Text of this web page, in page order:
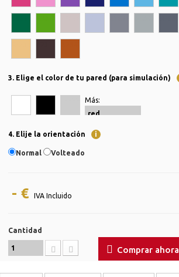
3. Elige el color de tu pared (para simulación)
CCCCCCMás:
4. Elije la orientación i
Normal Volteado
- € IVA Incluido
Cantidad
Comprar ahora